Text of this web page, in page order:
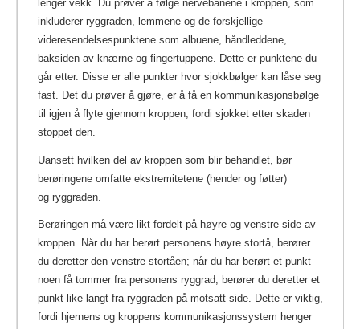
lenger vekk. Du prøver å følge nervebanene i kroppen, som
inkluderer ryggraden, lemmene og de forskjellige
videresendelsespunktene som albuene, håndleddene,
baksiden av knærne og fingertuppene. Dette er punktene du
går etter. Disse er alle punkter hvor sjokkbølger kan låse seg
fast. Det du prøver å gjøre, er å få en kommunikasjonsbølge
til igjen å flyte gjennom kroppen, fordi sjokket etter skaden
stoppet den.
Uansett hvilken del av kroppen som blir behandlet, bør
berøringene omfatte ekstremitetene (hender og føtter)
og ryggraden.
Berøringen må være likt fordelt på høyre og venstre side av
kroppen. Når du har berørt personens høyre stortå, berører
du deretter den venstre stortåen; når du har berørt et punkt
noen få tommer fra personens ryggrad, berører du deretter et
punkt like langt fra ryggraden på motsatt side. Dette er viktig,
fordi hjernens og kroppens kommunikasjonssystem henger